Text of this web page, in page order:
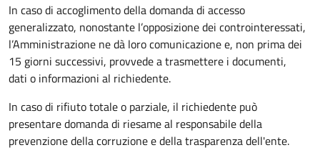
In caso di accoglimento della domanda di accesso
generalizzato, nonostante l’opposizione dei controinteressati,
l’Amministrazione ne dà loro comunicazione e, non prima dei
15 giorni successivi, provvede a trasmettere i documenti,
dati o informazioni al richiedente.
In caso di rifiuto totale o parziale, il richiedente può
presentare domanda di riesame al responsabile della
prevenzione della corruzione e della trasparenza dell'ente.